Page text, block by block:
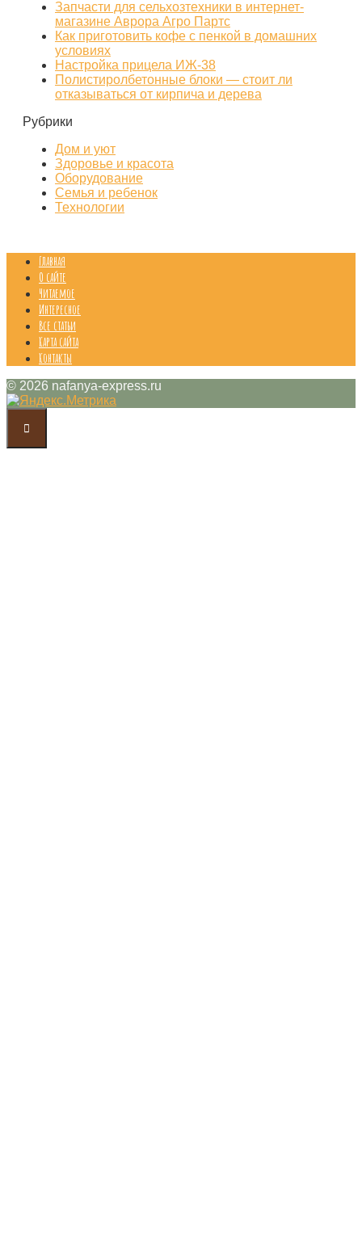
Запчасти для сельхозтехники в интернет-
магазине Аврора Агро Партс
Как приготовить кофе с пенкой в домашних
условиях
Настройка прицела ИЖ‑38
Полистиролбетонные блоки — стоит ли
отказываться от кирпича и дерева
Рубрики
Дом и уют
Здоровье и красота
Оборудование
Семья и ребенок
Технологии
Главная
О сайте
Читаемое
Интересное
Все статьи
Карта сайта
Контакты
© 2026 nafanya-express.ru